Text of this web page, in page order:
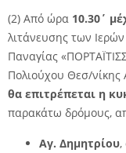
(2) Από ώρα 10.30΄
λιτάνευσης των
Παναγίας
Πολιούχου Θεσ/
θα επιτρέπεται η
παρακάτω δρόμους,
Αγ. Δημητρίου,